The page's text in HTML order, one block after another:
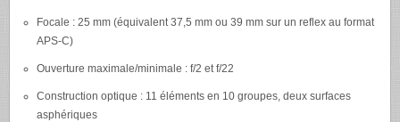
Focale : 25 mm (équivalent 37,5 mm ou 39 mm sur un reflex au format
APS-C)
Ouverture maximale/minimale : f/2 et f/22
Construction optique : 11 éléments en 10 groupes, deux surfaces
asphériques